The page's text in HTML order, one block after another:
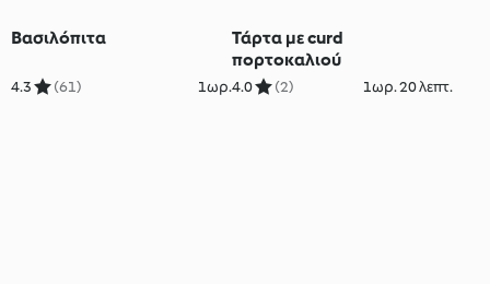
Βασιλόπιτα
4.3 (61) 1ωρ.
Τάρτα με curd
πορτοκαλιού
4.0 (2) 1ωρ. 20 λεπτ.